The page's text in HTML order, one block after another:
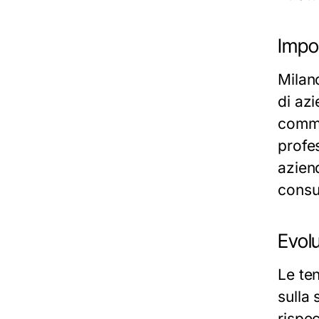
di
Le
sulla